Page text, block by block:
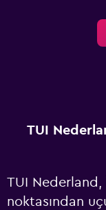
TUI
TUI
noktasından